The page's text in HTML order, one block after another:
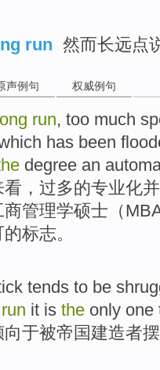
run 然而长远点
声例句 权威例句
run, too much
has been
degree an
， 过多的专业化
管理学硕士（
的标志。
tends to be
run it is the only one
于被帝国建造者